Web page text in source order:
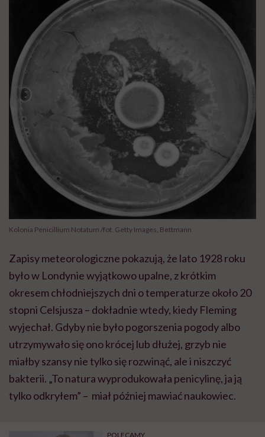
Kolonia Penicillium Notatum /fot. Getty Images, Bettmann
Zapisy meteorologiczne pokazują, że lato 1928 roku
było w Londynie wyjątkowo upalne, z krótkim
okresem chłodniejszych dni o temperaturze około 20
stopni Celsjusza – dokładnie wtedy, kiedy Fleming
wyjechał. Gdyby nie było pogorszenia pogody albo
utrzymywało się ono krócej lub dłużej, grzyb nie
miałby szansy nie tylko się rozwinąć, ale i niszczyć
bakterii. „To natura wyprodukowała penicylinę, ja ją
tylko odkryłem” – miał później mawiać naukowiec.
POLECAMY